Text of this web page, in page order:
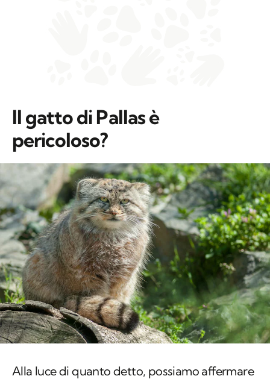
Il gatto di Pallas è
pericoloso?
Alla luce di quanto detto, possiamo affermare